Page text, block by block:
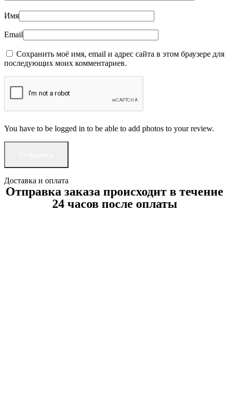
Имя
Email
Сохранить моё имя, email и адрес сайта в этом браузере для
последующих моих комментариев.
You have to be logged in to be able to add photos to your review.
Доставка и оплата
Отправка заказа происходит в течение
24 часов после оплаты